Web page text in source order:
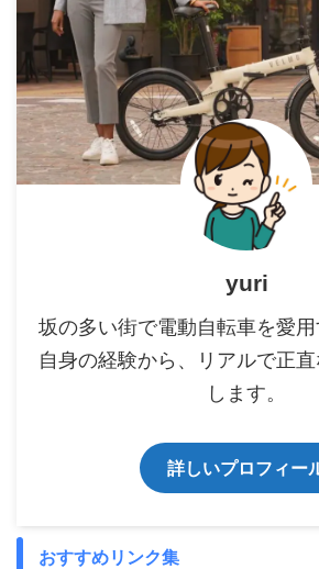
yuri
坂の多い街で電動自転車を愛用
自身の経験から、リアルで正
します。
詳しいプロフィー
おすすめリンク集